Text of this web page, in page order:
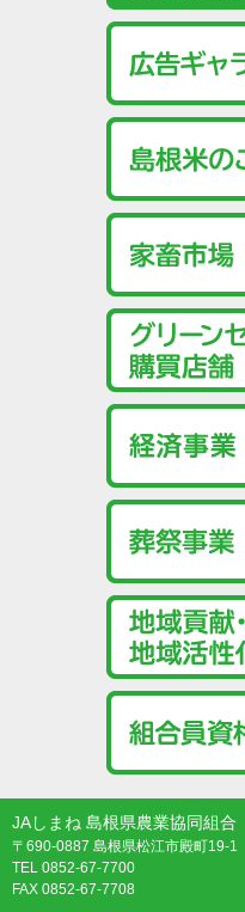
JAしまね 島根県農業協同組合
〒690-0887 島根県松江市殿町19-1
TEL 0852-67-7700
FAX 0852-67-7708